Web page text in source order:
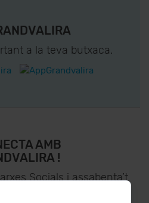
a la teva butxaca.
AMB
!
Socials i assabenta’t